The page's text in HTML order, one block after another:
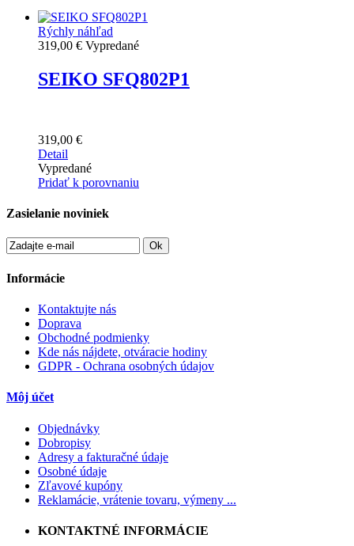
Rýchly náhľad
319,00 € Vypredané
SEIKO SFQ802P1
319,00 €
Detail
Vypredané
Pridať k porovnaniu
Zasielanie noviniek
Ok
Informácie
Kontaktujte nás
Doprava
Obchodné podmienky
Kde nás nájdete, otváracie hodiny
GDPR - Ochrana osobných údajov
Môj účet
Objednávky
Dobropisy
Adresy a fakturačné údaje
Osobné údaje
Zľavové kupóny
Reklamácie, vrátenie tovaru, výmeny ...
KONTAKTNÉ INFORMÁCIE